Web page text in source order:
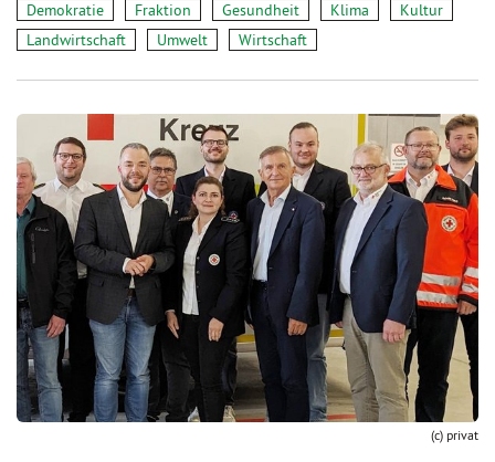
Demokratie Fraktion Gesundheit Klima
Kultur
Landwirtschaft
Umwelt Wirtschaft
(c) privat